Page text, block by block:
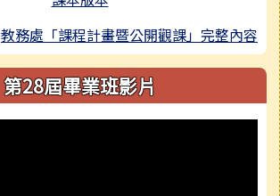
教務處「課程計畫暨公開觀課」完整內容
第28屆畢業班影片